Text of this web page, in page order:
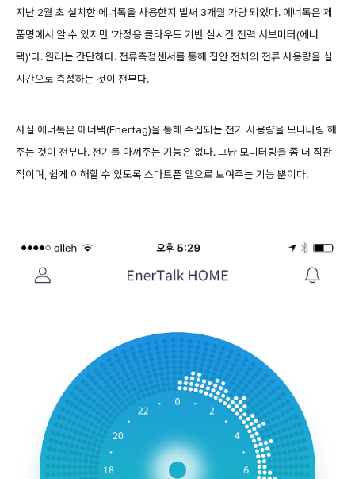
지난 2월 초 설치한 에너톡을 사용한지 벌써 3개월 가량 되었다. 에너톡은 제
품명에서 알 수 있지만 '가정용 클라우드 기반 실시간 전력 서브미터(에너
택)'다. 원리는 간단하다. 전류측정센서를 통해 집안 전체의 전류 사용량을 실
시간으로 측정하는 것이 전부다.
사실 에너톡은 에너택(Enertag)을 통해 수집되는 전기 사용량을 모니터링 해
주는 것이 전부다. 전기를 아껴주는 기능은 없다. 그냥 모니터링을 좀 더 직관
적이며, 쉽게 이해할 수 있도록 스마트폰 앱으로 보여주는 기능 뿐이다.